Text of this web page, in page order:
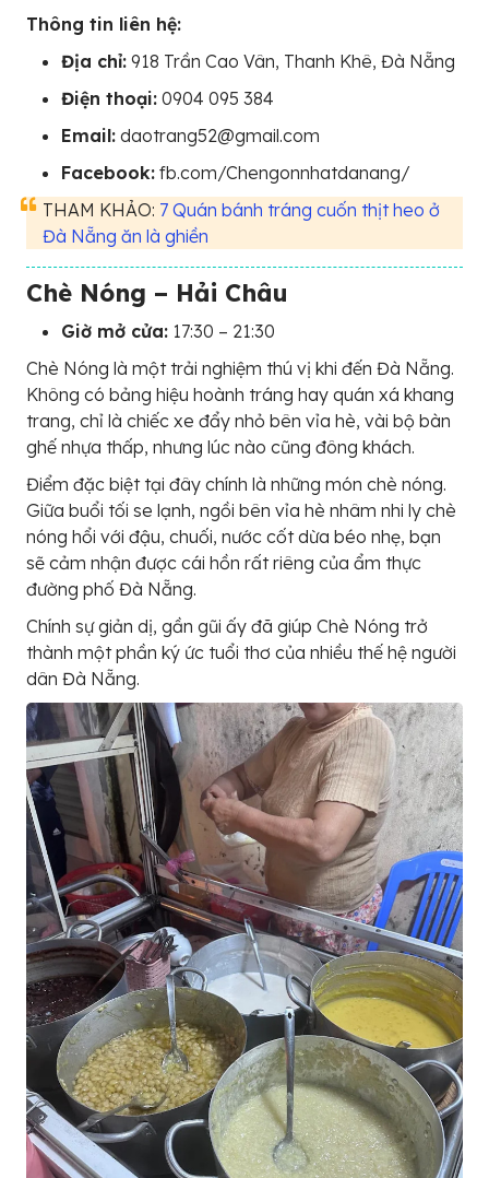
Thông tin liên hệ:
Địa chỉ: 918 Trần Cao Vân, Thanh Khê, Đà Nẵng
Điện thoại: 0904 095 384
Email: daotrang52@gmail.com
Facebook: fb.com/Chengonnhatdanang/
THAM KHẢO: 7 Quán bánh tráng cuốn thịt heo ở
Đà Nẵng ăn là ghiền
Chè Nóng – Hải Châu
Giờ mở cửa: 17:30 – 21:30
Chè Nóng là một trải nghiệm thú vị khi đến Đà Nẵng.
Không có bảng hiệu hoành tráng hay quán xá khang
trang, chỉ là chiếc xe đẩy nhỏ bên vỉa hè, vài bộ bàn
ghế nhựa thấp, nhưng lúc nào cũng đông khách.
Điểm đặc biệt tại đây chính là những món chè nóng.
Giữa buổi tối se lạnh, ngồi bên vỉa hè nhâm nhi ly chè
nóng hổi với đậu, chuối, nước cốt dừa béo nhẹ, bạn
sẽ cảm nhận được cái hồn rất riêng của ẩm thực
đường phố Đà Nẵng.
Chính sự giản dị, gần gũi ấy đã giúp Chè Nóng trở
thành một phần ký ức tuổi thơ của nhiều thế hệ người
dân Đà Nẵng.